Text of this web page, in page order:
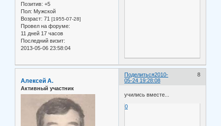
Позитив: +5
Пол: Мужской
Возраст: 71 [1955-07-28]
Провел на форуме:
11 дней 17 часов
Последний визит:
2013-05-06 23:58:04
Поделиться 8
2010-
05-24 19:28:08
Алексей А.
Активный участник
учились вместе...
0